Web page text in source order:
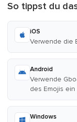
So tippst du
iOS
Verwende die
Android
Verwende
des Emojis ein
Windows